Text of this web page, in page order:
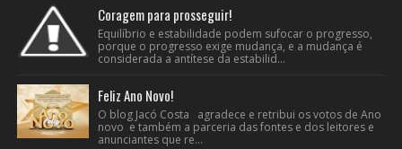
Coragem para prosseguir!
Equilíbrio e estabilidade podem sufocar o progresso,
porque o progresso exige mudança, e a mudança é
considerada a antítese da estabilid...
Feliz Ano Novo!
O blog Jacó Costa agradece e retribui os votos de Ano
novo e também a parceria das fontes e dos leitores e
anunciantes que re...